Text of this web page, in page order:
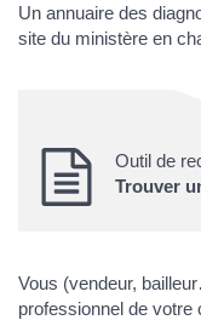
Un annuaire des
site du ministère en
Outil de
Trouver
Vous (vendeur,
professionnel de votre